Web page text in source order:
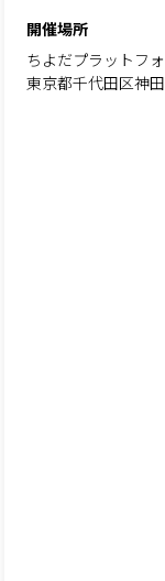
開催場所
ちよだプラットフ
東京都千代田区神